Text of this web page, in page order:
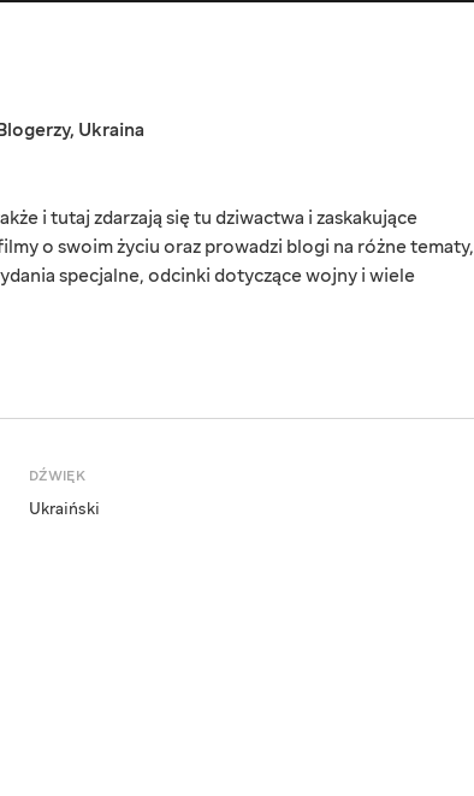
, Ukraina
i tutaj zdarzają się tu dziwactwa i zaskakujące
o swoim życiu oraz prowadzi blogi na różne tematy,
specjalne, odcinki dotyczące wojny i wiele
DŹWIĘK
Ukraiński